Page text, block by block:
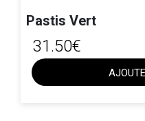
Pastis Vert
31.50€